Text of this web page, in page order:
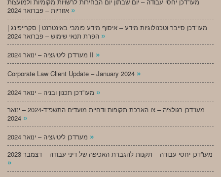
»
מעו”דכן סייבר וטכנולוגיות מידע – איסוף מידע פומבי באינטרנט | סקרייפינג |
»
מעו”דכן ליטיגציה – ינואר 2024 II »
Corporate Law Client Update – January 2024 »
»
מעו”דכן רגולציה – צו הארכת תקופות ודחיית מועדים התשפ”ד-2024 – ינואר
»
»
מעו”דכן יחסי עבודה – תקנות להגברת האכיפה של דיני עבודה – דצמבר 2023
»